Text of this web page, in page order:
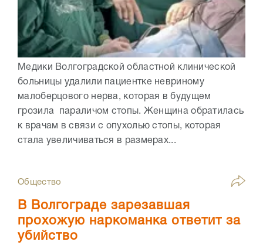
Медики Волгоградской областной клинической
больницы удалили пациентке невриному
малоберцового нерва, которая в будущем
грозила параличом стопы. Женщина обратилась
к врачам в связи с опухолью стопы, которая
стала увеличиваться в размерах...
Общество
В Волгограде зарезавшая
прохожую наркоманка ответит за
убийство